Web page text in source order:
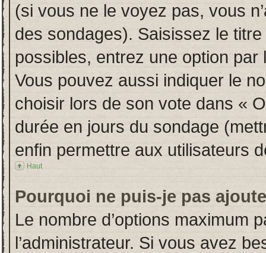
(si vous ne le voyez pas, vous
des sondages). Saisissez le
possibles, entrez une option
Vous pouvez aussi indiquer le
choisir lors de son vote dans «
durée en jours du sondage
enfin permettre aux utilisateurs
Haut
Pourquoi ne puis-je pas
Le nombre d’options maximum
l’administrateur. Si vous avez